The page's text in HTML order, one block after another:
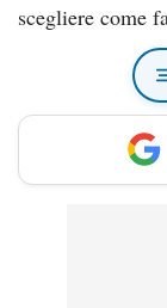
scegliere come